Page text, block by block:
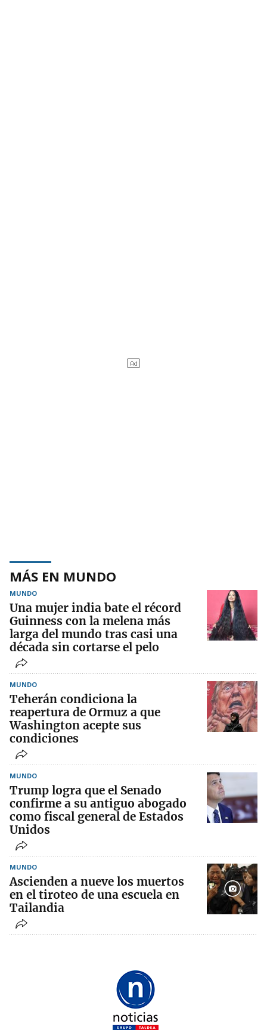
MÁS EN MUNDO
MUNDO
Una mujer india bate el récord
Guinness con la melena más
larga del mundo tras casi una
década sin cortarse el pelo
MUNDO
Teherán condiciona la
reapertura de Ormuz a que
Washington acepte sus
condiciones
MUNDO
Trump logra que el Senado
confirme a su antiguo abogado
como fiscal general de Estados
Unidos
MUNDO
Ascienden a nueve los muertos
en el tiroteo de una escuela en
Tailandia